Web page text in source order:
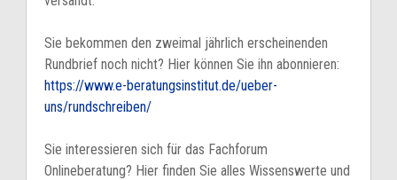
Sie bekommen den zweimal jährlich erscheinenden
Rundbrief noch nicht? Hier können Sie ihn abonnieren:
https://www.e-beratungsinstitut.de/ueber-
uns/rundschreiben/
Sie interessieren sich für das Fachforum
Onlineberatung? Hier finden Sie alles Wissenswerte und